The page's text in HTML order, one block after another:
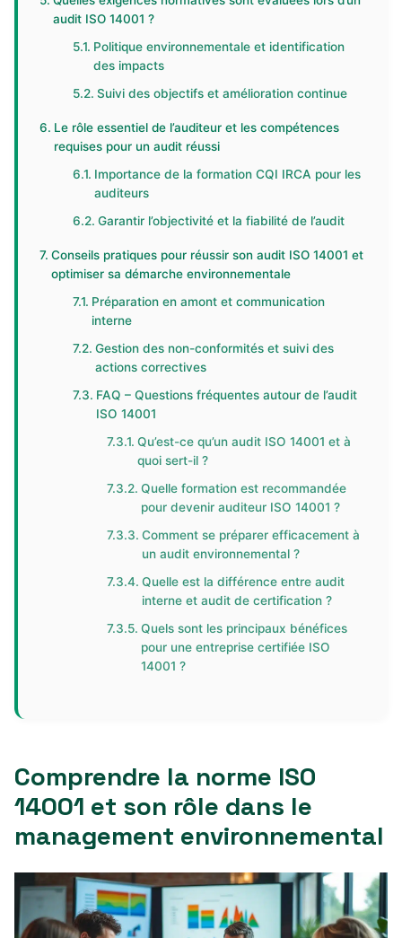
audit ISO 14001 ?
Politique environnementale et identification
des impacts
Suivi des objectifs et amélioration continue
Le rôle essentiel de l’auditeur et les compétences
requises pour un audit réussi
Importance de la formation CQI IRCA pour les
auditeurs
Garantir l’objectivité et la fiabilité de l’audit
Conseils pratiques pour réussir son audit ISO 14001 et
optimiser sa démarche environnementale
Préparation en amont et communication
interne
Gestion des non-conformités et suivi des
actions correctives
FAQ – Questions fréquentes autour de l’audit
ISO 14001
Qu’est-ce qu’un audit ISO 14001 et à
quoi sert-il ?
Quelle formation est recommandée
pour devenir auditeur ISO 14001 ?
Comment se préparer efficacement à
un audit environnemental ?
Quelle est la différence entre audit
interne et audit de certification ?
Quels sont les principaux bénéfices
pour une entreprise certifiée ISO
14001 ?
Comprendre la norme ISO
14001 et son rôle dans le
management environnemental